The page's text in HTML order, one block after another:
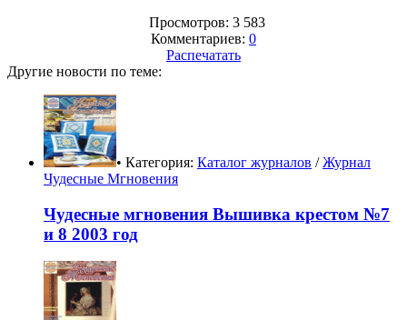
Просмотров: 3 583
Комментариев: 0
Распечатать
Другие новости по теме:
• Категория: Каталог журналов /Журнал
Чудесные Мгновения
Чудесные мгновения Вышивка крестом №7
и 8 2003 год